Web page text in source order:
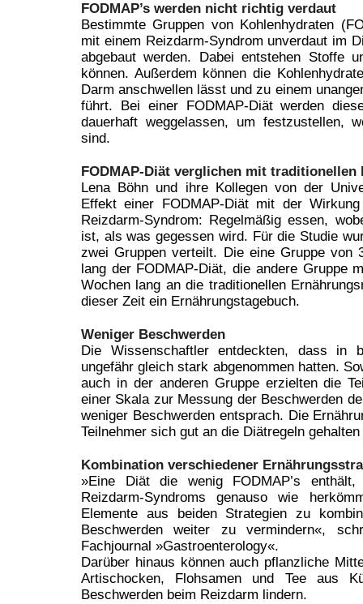
FODMAP’s werden nicht richtig verdaut
Bestimmte Gruppen von Kohlenhydraten
mit einem Reizdarm-Syndrom unverdaut im
abgebaut werden. Dabei entstehen Stoffe
können. Außerdem können die
Darm anschwellen lässt und zu einem
führt. Bei einer FODMAP-Diät werden
dauerhaft weggelassen, um festzustellen,
sind.
FODMAP-Diät verglichen mit traditionellen
Lena Böhn und ihre Kollegen von der
Effekt einer FODMAP-Diät mit der
Reizdarm-Syndrom: Regelmäßig essen,
ist, als was gegessen wird. Für die Studie
zwei Gruppen verteilt. Die eine Gruppe von
lang der FODMAP-Diät, die andere Gruppe
Wochen lang an die traditionellen
dieser Zeit ein Ernährungstagebuch.
Weniger Beschwerden
Die Wissenschaftler entdeckten, dass in
ungefähr gleich stark abgenommen hatten.
auch in der anderen Gruppe erzielten die
einer Skala zur Messung der Beschwerden
weniger Beschwerden entsprach. Die
Teilnehmer sich gut an die Diätregeln
Kombination verschiedener
»Eine Diät die wenig FODMAP’s
Reizdarm-Syndroms genauso wie
Elemente aus beiden Strategien zu
Beschwerden weiter zu vermindern«,
Fachjournal »Gastroenterology«.
Darüber hinaus können auch pflanzliche
Artischocken, Flohsamen und Tee aus
Beschwerden beim Reizdarm lindern.